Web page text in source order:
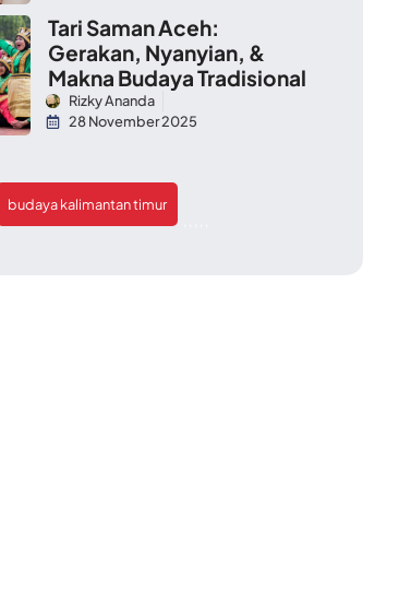
Tari Saman Aceh:
Gerakan, Nyanyian, &
Makna Budaya Tradisional
Rizky Ananda
28 November 2025
budaya kalimantan timur